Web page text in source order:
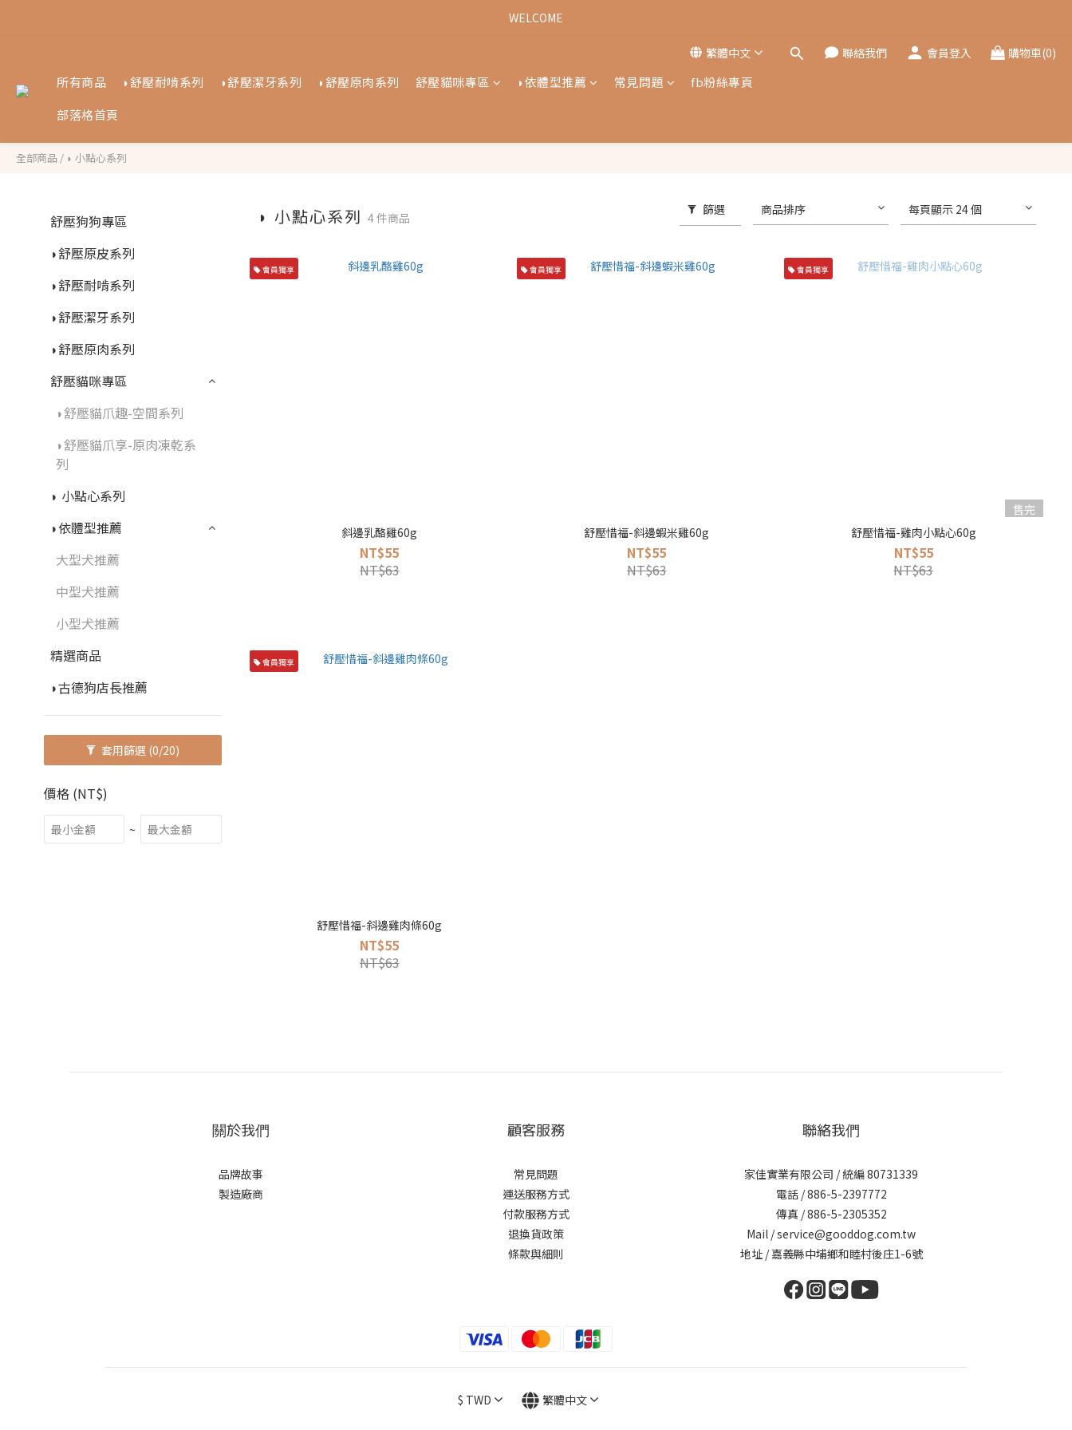
歡迎光臨古德狗寵物用品專賣店
WELCOME
繁體中文 聯絡我們 會員登入 購物車(0)
所有商品 ◗舒壓耐啃系列 ◗舒壓潔牙系列 ◗舒壓原肉系列 舒壓貓咪專區 ◗依體型推薦 常見問題
fb粉絲專頁
部落格首頁
全部商品 / ◗ 小點心系列
舒壓狗狗專區
◗舒壓原皮系列
◗舒壓耐啃系列
◗舒壓潔牙系列
◗舒壓原肉系列
舒壓貓咪專區
◗舒壓貓爪趣-空間系列
◗舒壓貓爪享-原肉凍乾系
列
◗ 小點心系列
◗依體型推薦
大型犬推薦
中型犬推薦
小型犬推薦
精選商品
◗古德狗店長推薦
套用篩選 (0/20)
價格 (NT$)
~
◗ 小點心系列4 件商品
篩選 商品排序 每頁顯示 24 個
會員獨享
斜邊乳酪雞60g
NT$55
NT$63
會員獨享
舒壓惜福-斜邊蝦米雞60g
NT$55
NT$63
會員獨享
售完
舒壓惜福-雞肉小點心60g
NT$55
NT$63
會員獨享
舒壓惜福-斜邊雞肉條60g
NT$55
NT$63
關於我們
品牌故事
製造廠商
顧客服務
常見問題
運送服務方式
付款服務方式
退換貨政策
條款與細則
聯絡我們
家佳實業有限公司 / 統編 80731339
電話 / 886-5-2397772
傳真 / 886-5-2305352
Mail / service@gooddog.com.tw
地址 / 嘉義縣中埔鄉和睦村後庄1-6號
$ TWD 繁體中文